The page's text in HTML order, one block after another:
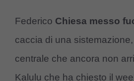
Federico Chiesa messo
caccia di una
centrale che ancora non
Kalulu che ha chiesto il